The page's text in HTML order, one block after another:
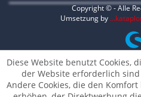
Copyright © - Alle
Umsetzung by
Diese Website benutzt Cookies,
der Website erforderlich
Andere Cookies, die den